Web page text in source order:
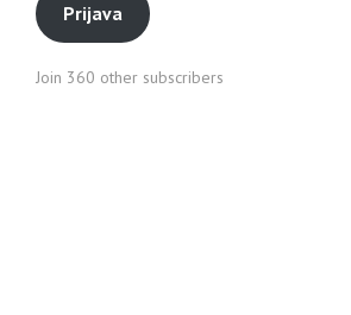
Prijava
Join 360 other subscribers